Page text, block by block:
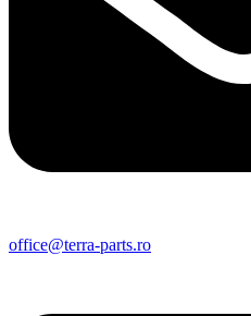
office@terra-parts.ro